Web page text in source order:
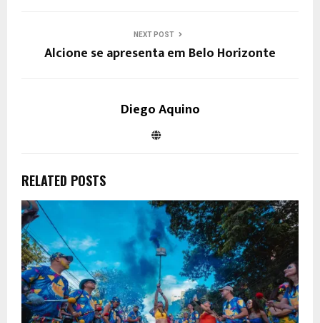
NEXT POST
Alcione se apresenta em Belo Horizonte
Diego Aquino
RELATED POSTS